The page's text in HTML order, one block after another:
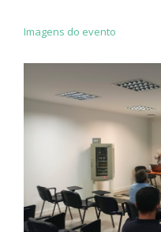
Imagens do evento